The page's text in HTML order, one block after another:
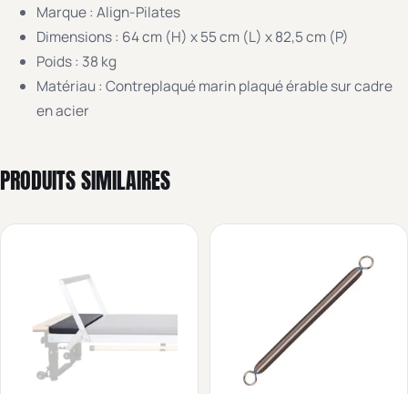
Marque : Align-Pilates
Dimensions : 64 cm (H) x 55 cm (L) x 82,5 cm (P)
Poids : 38 kg
Matériau : Contreplaqué marin plaqué érable sur cadre
en acier
PRODUITS SIMILAIRES